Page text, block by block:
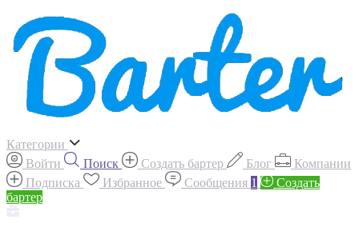
Категории
Войти
Поиск Создать бартер Блог
Компании
Подписка
Избранное Сообщения 1
Создать
бартер